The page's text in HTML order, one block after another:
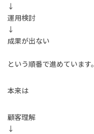
↓
運用検討
↓
成果が出ない
という順番で進めています。
本来は
顧客理解
↓